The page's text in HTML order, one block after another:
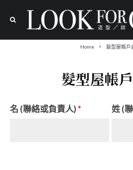
Home 髮型屋帳戶
髮型屋帳
名 (聯絡或負責人)* 姓 (